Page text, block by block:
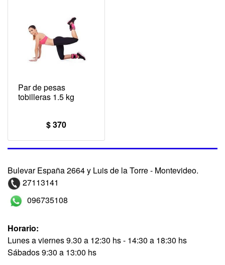
Par de pesas
tobilleras 1.5 kg
$ 370
Bulevar España 2664 y Luis de la Torre - Montevideo.
27113141
096735108
Horario:
Lunes a viernes 9.30 a 12:30 hs - 14:30 a 18:30 hs
Sábados 9:30 a 13:00 hs